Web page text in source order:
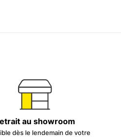
au showroom
dès le lendemain de votre